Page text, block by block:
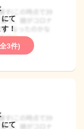
にて
！
3件)
にて